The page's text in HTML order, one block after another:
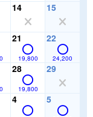
14 15
21
19,800
22
24,200
28
19,800
29
4 5